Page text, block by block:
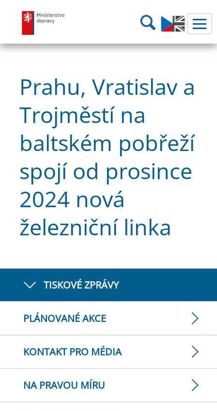
Ministerstvo dopravy Hledání
Prahu, Vratislav a
Trojměstí na
baltském pobřeží
spojí od prosince
2024 nová
železniční linka
TISKOVÉ ZPRÁVY
PLÁNOVANÉ AKCE
KONTAKT PRO MÉDIA
NA PRAVOU MÍRU